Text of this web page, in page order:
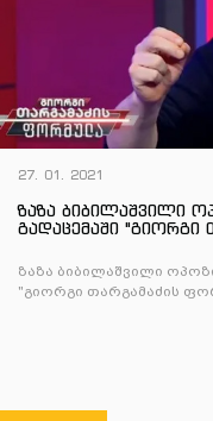
27. 01. 2021
ზაზა ბიბილაშვილი
გადაცემაში
ზაზა ბიბილაშვილი
"გიორგი თარგამაძის